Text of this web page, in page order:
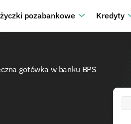
pozabankowe Kredyty
gotówka w banku BPS